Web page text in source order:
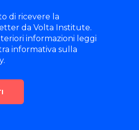
di ricevere la
da Volta Institute.
informazioni leggi
informativa sulla